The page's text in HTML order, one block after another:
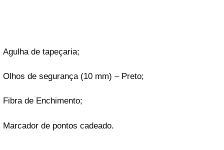
Agulha de tapeçaria;
Olhos de segurança (10 mm) – Preto;
Fibra de Enchimento;
Marcador de pontos cadeado.